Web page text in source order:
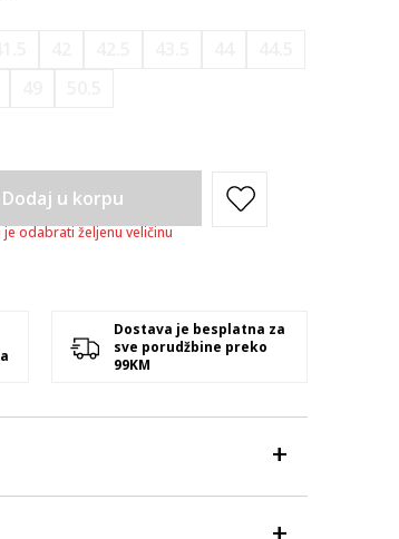
Dodaj u korpu
odabrati željenu veličinu
Dostava je besplatna za
sve porudžbine preko
99KM